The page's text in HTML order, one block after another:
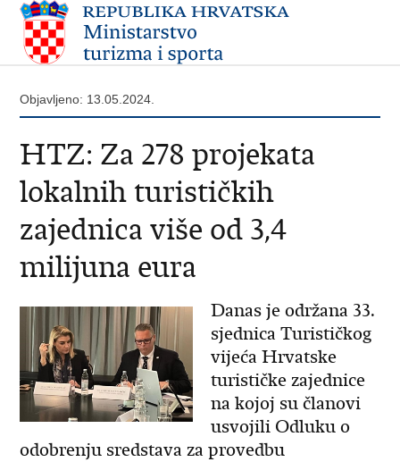
Objavljeno: 13.05.2024.
HTZ: Za 278 projekata
lokalnih turističkih
zajednica više od 3,4
milijuna eura
Danas je održana 33.
sjednica Turističkog
vijeća Hrvatske
turističke zajednice
na kojoj su članovi
usvojili Odluku o
odobrenju sredstava za provedbu